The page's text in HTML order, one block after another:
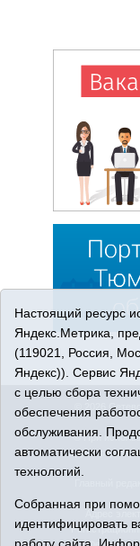
© 2026
© При
Адрес
Адрес
Настоящий ресурс
Яндекс.Метрика,
(119021, Россия,
Яндекс)). Сервис
с целью сбора
обеспечения
обслуживания.
автоматически
технологий.
Собранная при
идентифицировать